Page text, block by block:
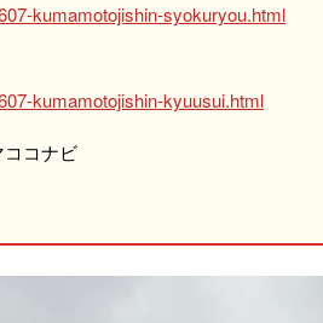
kumamotojishin-syokuryou.html
kumamotojishin-kyuusui.html
コナビ